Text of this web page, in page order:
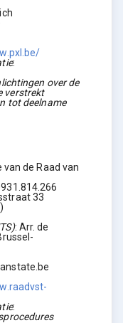
:
over de
verstrekt
tot deelname
de Raad van
33
: Arr. de
: